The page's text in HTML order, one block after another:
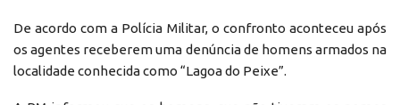
De acordo com a Polícia Militar, o confronto aconteceu após
os agentes receberem uma denúncia de homens armados na
localidade conhecida como “Lagoa do Peixe”.